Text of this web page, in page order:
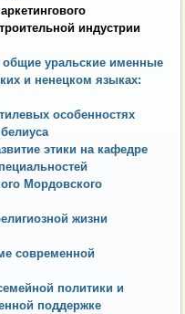
индустрии
уральские именные
и ненецком языках:
особенностях
этики на кафедре
Мордовского
жизни
современной
политики и
поддержке